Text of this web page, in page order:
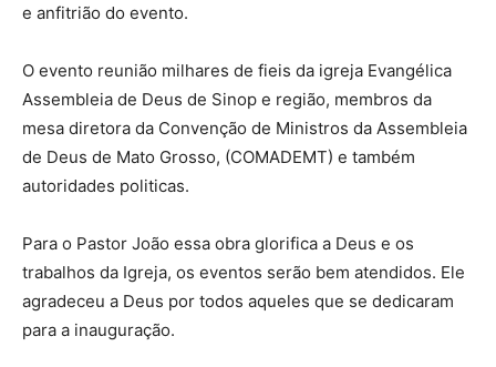
e anfitrião do evento.
O evento reunião milhares de fieis da igreja Evangélica
Assembleia de Deus de Sinop e região, membros da
mesa diretora da Convenção de Ministros da Assembleia
de Deus de Mato Grosso, (COMADEMT) e também
autoridades politicas.
Para o Pastor João essa obra glorifica a Deus e os
trabalhos da Igreja, os eventos serão bem atendidos. Ele
agradeceu a Deus por todos aqueles que se dedicaram
para a inauguração.